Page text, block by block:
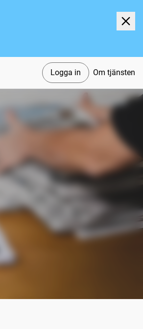
Logga in Om tjänsten